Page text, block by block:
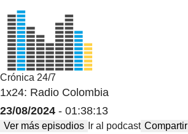
Crónica 24/7
1x24: Radio Colombia
23/08/2024 - 01:38:13
Ver más episodios Ir al podcast Compartir